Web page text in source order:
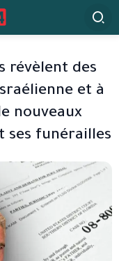
révèlent des
et à
nouveaux
ses funérailles